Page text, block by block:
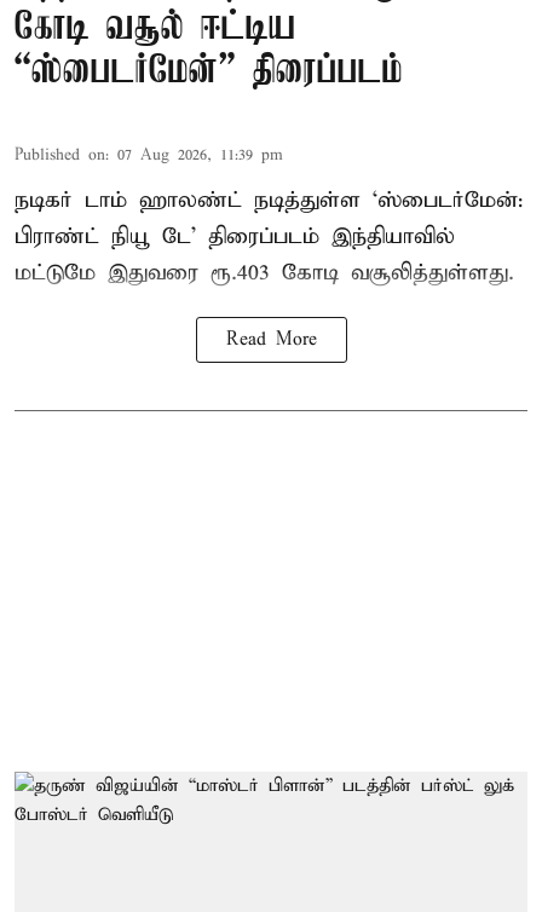
கோடி வசூல் ஈட்டிய
“ஸ்பைடர்மேன்” திரைப்படம்
Published on: 07 Aug 2026, 11:39 pm
நடிகர் டாம் ஹாலண்ட் நடித்துள்ள ‘ஸ்பைடர்மேன்:
பிராண்ட் நியூ டே’ திரைப்படம் இந்தியாவில்
மட்டுமே இதுவரை ரூ.403 கோடி வசூலித்துள்ளது.
Read More